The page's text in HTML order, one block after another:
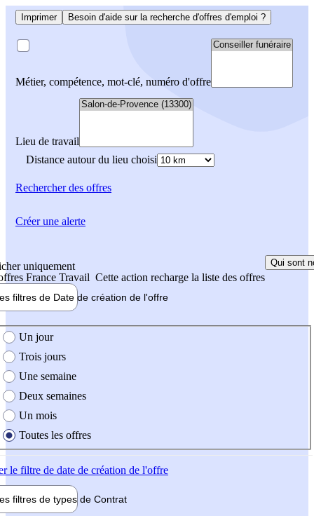
Imprimer Besoin d'aide sur la recherche d'offres d'emploi ?
Métier, compétence, mot-clé, numéro d'offre
Lieu de travail
Distance autour du lieu choisi
Rechercherdes offres
uniquement
France Travail Cette action recharge la liste des offres
Qui sont
filtres de Date de création de l'offre
création de l'offre
Un jour
Trois jours
Une semaine
Deux semaines
Un mois
Toutes les offres
le filtre de date de création de l'offre
filtres de types de Contrat
Créer une alerte